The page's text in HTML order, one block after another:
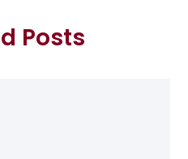
Posts